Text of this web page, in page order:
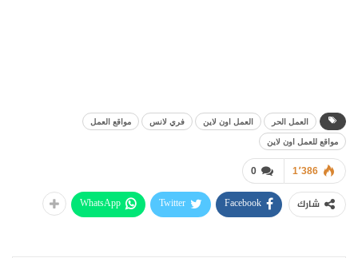
العمل الحر العمل اون لاين فري لانس
مواقع العمل
مواقع للعمل اون لاين
0 1٬386
شارك Facebook
Twitter
WhatsApp